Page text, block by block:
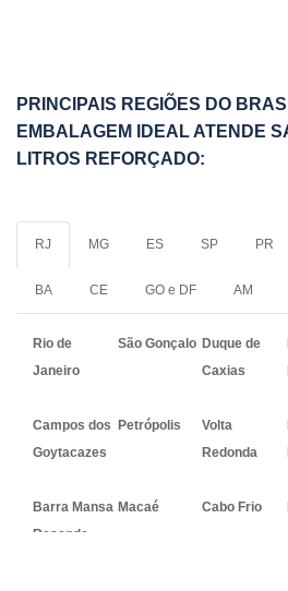
PRINCIPAIS REGIÕES DO
EMBALAGEM IDEAL ATENDE
LITROS REFORÇADO:
RJ MG ES SP PR
BA CE GO e DF AM
Rio de
Janeiro
São Gonçalo Duque de
Caxias
Campos dos
Goytacazes
Petrópolis
Volta
Redonda
Barra Mansa Macaé Cabo Frio
Resende